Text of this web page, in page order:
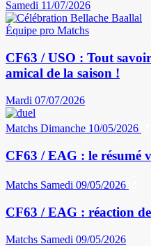
Samedi 11/07/2026
Équipe pro Matchs
CF63 / USO : Tout
amical de la saison !
Mardi 07/07/2026
Matchs Dimanche 10/05/2026
CF63 / EAG : le résumé
Matchs Samedi 09/05/2026
CF63 / EAG : réaction
Matchs Samedi 09/05/2026